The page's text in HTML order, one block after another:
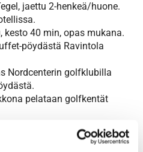
jaettu 2-henkeä/huone.
kesto 40 min, opas mukana.
pöydästä Ravintola
Nordcenterin golfklubilla
pelataan golfkentät
osallistujille myöhemmin.